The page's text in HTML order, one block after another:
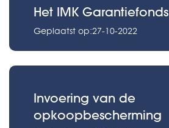
Het IMK Garantiefonds
Geplaatst op:27-10-2022
Invoering van de
opkoopbescherming